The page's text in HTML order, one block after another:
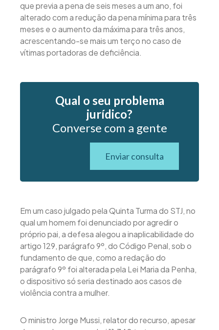
que previa a pena de seis meses a um ano, foi
alterado com a redução da pena mínima para três
meses e o aumento da máxima para três anos,
acrescentando-se mais um terço no caso de
vítimas portadoras de deficiência.
Qual o seu problema
jurídico?
Converse com a gente
Enviar consulta
Em um caso julgado pela Quinta Turma do STJ, no
qual um homem foi denunciado por agredir o
próprio pai, a defesa alegou a inaplicabilidade do
artigo 129, parágrafo 9º, do Código Penal, sob o
fundamento de que, como a redação do
parágrafo 9º foi alterada pela Lei Maria da Penha,
o dispositivo só seria destinado aos casos de
violência contra a mulher.
O ministro Jorge Mussi, relator do recurso, apesar